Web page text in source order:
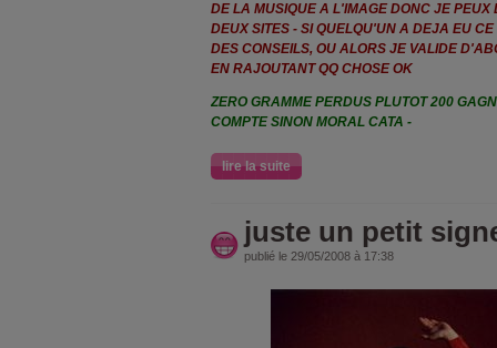
DE LA MUSIQUE A L'IMAGE DONC JE PEUX
DEUX SITES - SI QUELQU'UN A DEJA EU
DES CONSEILS, OU ALORS JE VALIDE
EN RAJOUTANT QQ CHOSE OK
ZERO GRAMME PERDUS PLUTOT 200
COMPTE SINON MORAL CATA -
lire la suite
juste un petit
publié le 29/05/2008 à 17:38